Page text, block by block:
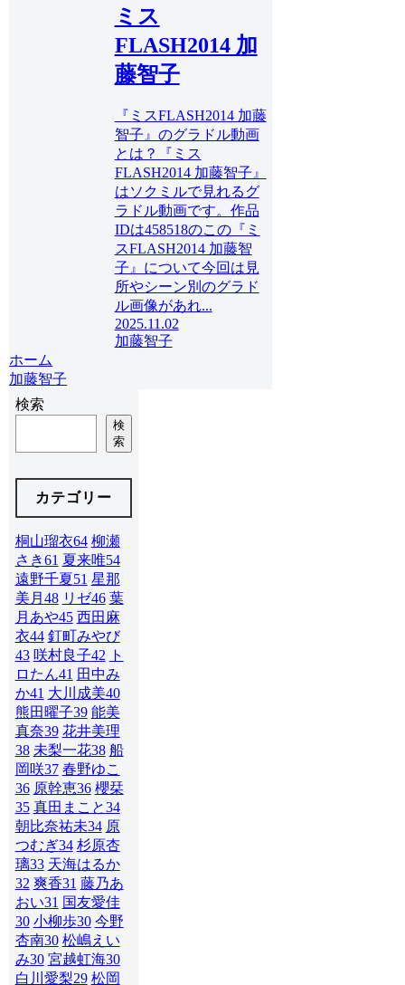
ミス
FLASH2014 加
藤智子
『ミスFLASH2014 加藤
智子』のグラドル動画
とは？『ミス
FLASH2014 加藤智子』
はソクミルで見れるグ
ラドル動画です。作品
IDは458518のこの『ミ
スFLASH2014 加藤智
子』について今回は見
所やシーン別のグラド
ル画像があれ...
2025.11.02
加藤智子
ホーム
加藤智子
検索
検
索
カテゴリー
桐山瑠衣64 柳瀬
さき61 夏来唯54
遠野千夏51 星那
美月 48 リゼ46 葉
月あや45 西田麻
衣44 釘町みやび
43 咲村良子42
ト
ロたん41 田中み
か41 大川成美40
熊田曜子39 能美
真奈39 花井美理
38 未梨一花38 船
岡咲37 春野ゆこ
36 原幹恵36 櫻栞
35 真田まこと34
朝比奈祐未34 原
つむぎ34 杉原杏
璃33 天海はるか
32 爽香31 藤乃あ
おい31 国友愛佳
30 小柳歩30 今野
杏南30 松嶋えい
み30 宮越虹海30
白川愛梨29 松岡